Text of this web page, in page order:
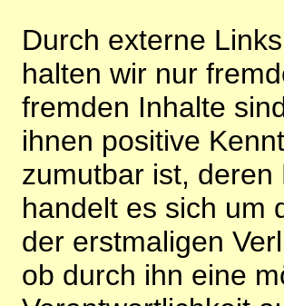
Durch externe
halten wir nur
fremden Inhalte
ihnen positive
zumutbar ist,
handelt es sich um
der erstmaligen
ob durch ihn eine